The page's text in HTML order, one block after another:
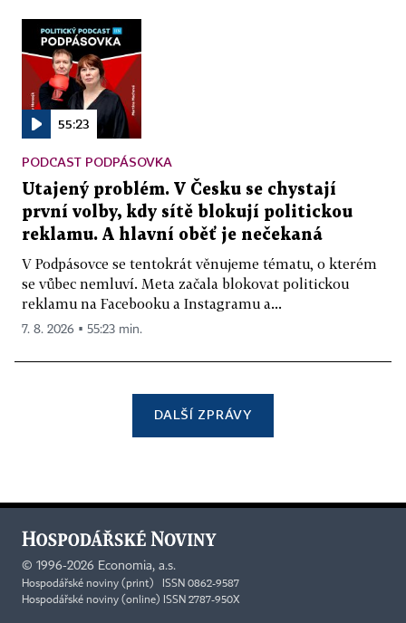
55:23
PODCAST PODPÁSOVKA
Utajený problém. V Česku se chystají
první volby, kdy sítě blokují politickou
reklamu. A hlavní oběť je nečekaná
V Podpásovce se tentokrát věnujeme tématu, o kterém
se vůbec nemluví. Meta začala blokovat politickou
reklamu na Facebooku a Instagramu a...
7. 8. 2026 ▪ 55:23 min.
DALŠÍ ZPRÁVY
© 1996-2026 Economia, a.s.
Hospodářské noviny (print) ISSN 0862-9587
Hospodářské noviny (online) ISSN 2787-950X